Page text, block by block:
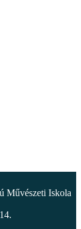
Művészeti Iskola